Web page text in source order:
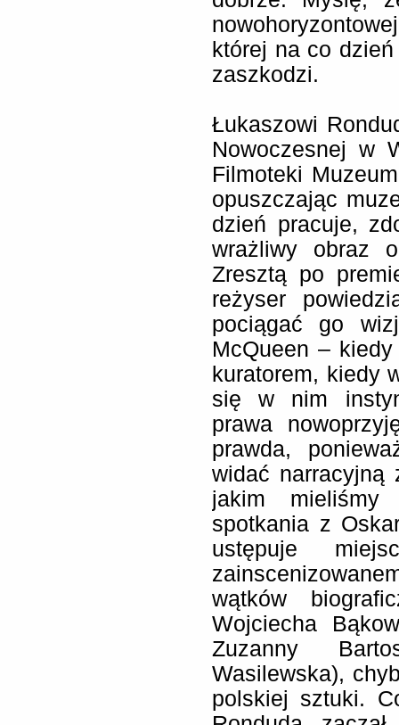
której na co
zaszkodzi.
Łukaszowi
Nowoczesnej w
Filmoteki
opuszczając
dzień pracuje,
wrażliwy obraz
Zresztą po
reżyser
pociągać go
McQueen –
kuratorem, kiedy
się w nim
prawa
prawda,
widać narracyjną
jakim
spotkania z
ustępuje
wątków
Wojciecha
Zuzanny
Wasilewska),
polskiej sztuki.